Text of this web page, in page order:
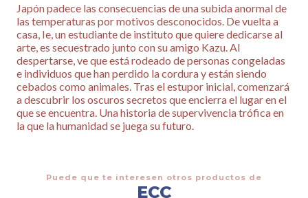
Japón padece las consecuencias de una subida anormal de
las temperaturas por motivos desconocidos. De vuelta a
casa, Ie, un estudiante de instituto que quiere dedicarse al
arte, es secuestrado junto con su amigo Kazu. Al
despertarse, ve que está rodeado de personas congeladas
e individuos que han perdido la cordura y están siendo
cebados como animales. Tras el estupor inicial, comenzará
a descubrir los oscuros secretos que encierra el lugar en el
que se encuentra. Una historia de supervivencia trófica en
la que la humanidad se juega su futuro.
Puede que te interesen otros productos de
ECC